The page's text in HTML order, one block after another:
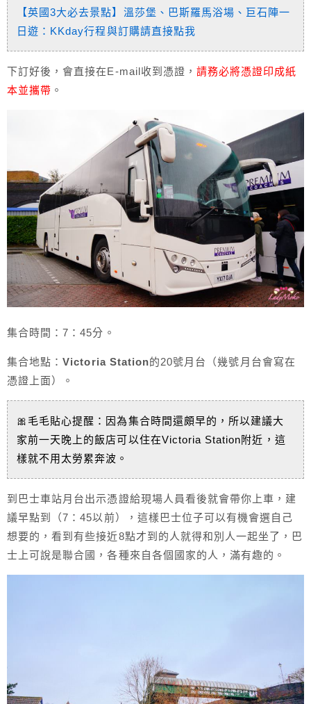
【英國3大必去景點】溫莎堡、巴斯羅馬浴場、巨石陣一
日遊：KKday行程與訂購請直接點我
下訂好後，會直接在E-mail收到憑證， 請務必將憑證印成紙
本並攜帶 。
集合時間：7：45分。
集合地點：Victoria Station的20號月台（幾號月台會寫在
憑證上面）。
🎀毛毛貼心提醒：因為集合時間還頗早的，所以建議大
家前一天晚上的飯店可以住在Victoria Station附近，這
樣就不用太勞累奔波。
到巴士車站月台出示憑證給現場人員看後就會帶你上車，建
議早點到（7：45以前），這樣巴士位子可以有機會選自己
想要的，看到有些接近8點才到的人就得和別人一起坐了，巴
士上可說是聯合國，各種來自各個國家的人，滿有趣的。